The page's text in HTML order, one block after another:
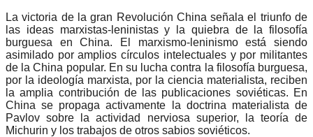
La victoria de la gran Revolución China señala el triunfo de
las ideas marxistas-leninistas y la quiebra de la filosofía
burguesa en China. El marxismo-leninismo está siendo
asimilado por amplios círculos intelectuales y por militantes
de la China popular. En su lucha contra la filosofía burguesa,
por la ideología marxista, por la ciencia materialista, reciben
la amplia contribución de las publicaciones soviéticas. En
China se propaga activamente la doctrina materialista de
Pavlov sobre la actividad nerviosa superior, la teoría de
Michurin y los trabajos de otros sabios soviéticos.